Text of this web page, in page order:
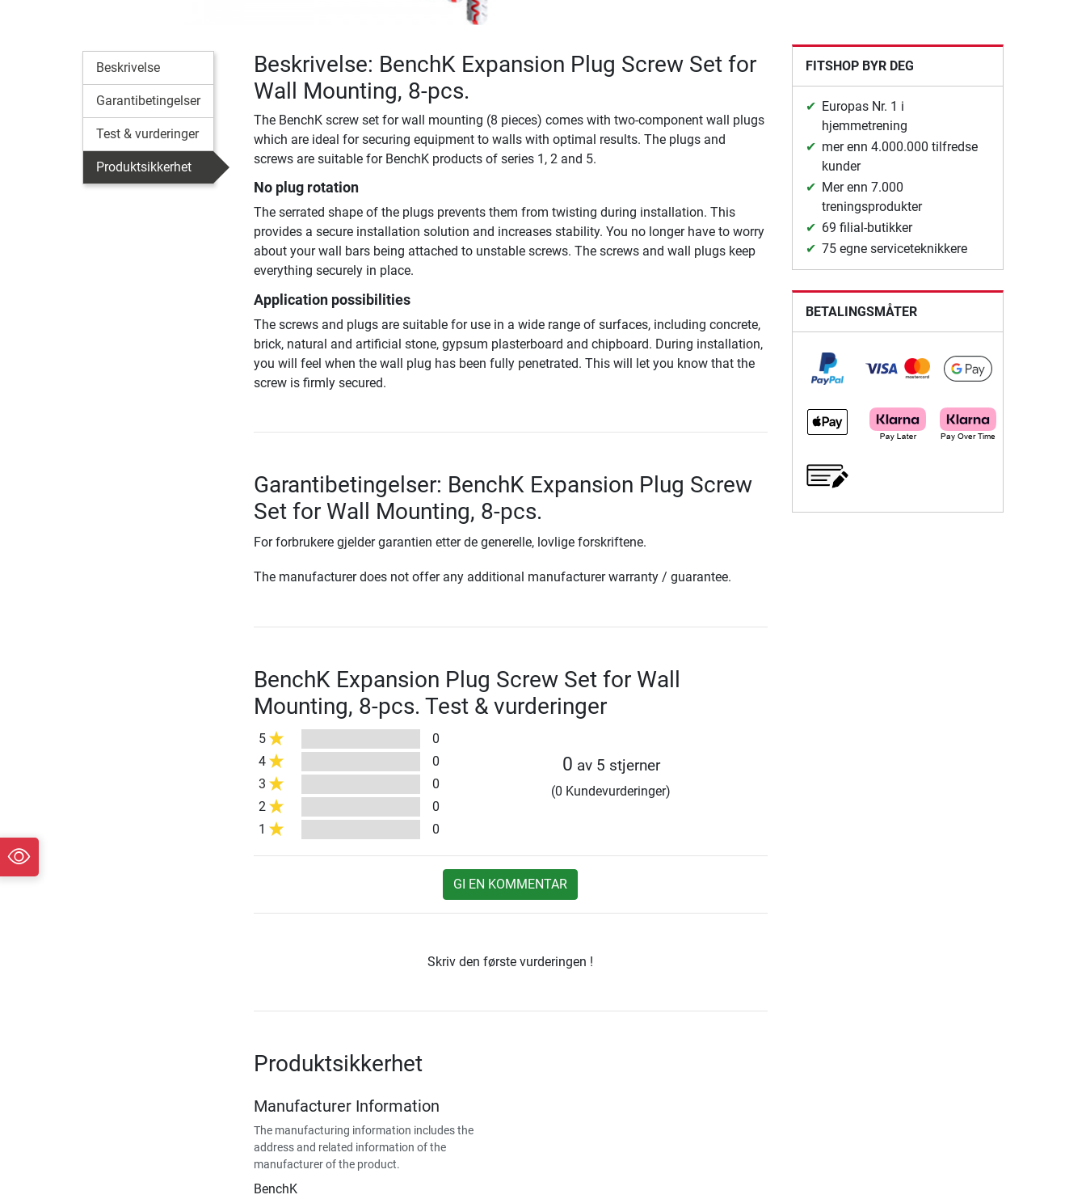
Beskrivelse
Garantibetingelser
Test & vurderinger
Produktsikkerhet
Beskrivelse: BenchK Expansion Plug Screw Set for
Wall Mounting, 8-pcs.
The BenchK screw set for wall mounting (8 pieces) comes with two-component wall plugs
which are ideal for securing equipment to walls with optimal results. The plugs and
screws are suitable for BenchK products of series 1, 2 and 5.
No plug rotation
The serrated shape of the plugs prevents them from twisting during installation. This
provides a secure installation solution and increases stability. You no longer have to worry
about your wall bars being attached to unstable screws. The screws and wall plugs keep
everything securely in place.
Application possibilities
The screws and plugs are suitable for use in a wide range of surfaces, including concrete,
brick, natural and artificial stone, gypsum plasterboard and chipboard. During installation,
you will feel when the wall plug has been fully penetrated. This will let you know that the
screw is firmly secured.
Garantibetingelser: BenchK Expansion Plug Screw
Set for Wall Mounting, 8-pcs.
For forbrukere gjelder garantien etter de generelle, lovlige forskriftene.
The manufacturer does not offer any additional manufacturer warranty / guarantee.
BenchK Expansion Plug Screw Set for Wall
Mounting, 8-pcs. Test & vurderinger
5
0
4
0
3
0
2
0
1
0
0 av 5 stjerner
(0 Kundevurderinger)
GI EN KOMMENTAR
Skriv den første vurderingen !
Produktsikkerhet
Manufacturer Information
The manufacturing information includes the
address and related information of the
manufacturer of the product.
BenchK
FITSHOP BYR DEG
Europas Nr. 1 i
hjemmetrening
mer enn 4.000.000 tilfredse
kunder
Mer enn 7.000
treningsprodukter
69 filial-butikker
75 egne serviceteknikkere
BETALINGSMÅTER